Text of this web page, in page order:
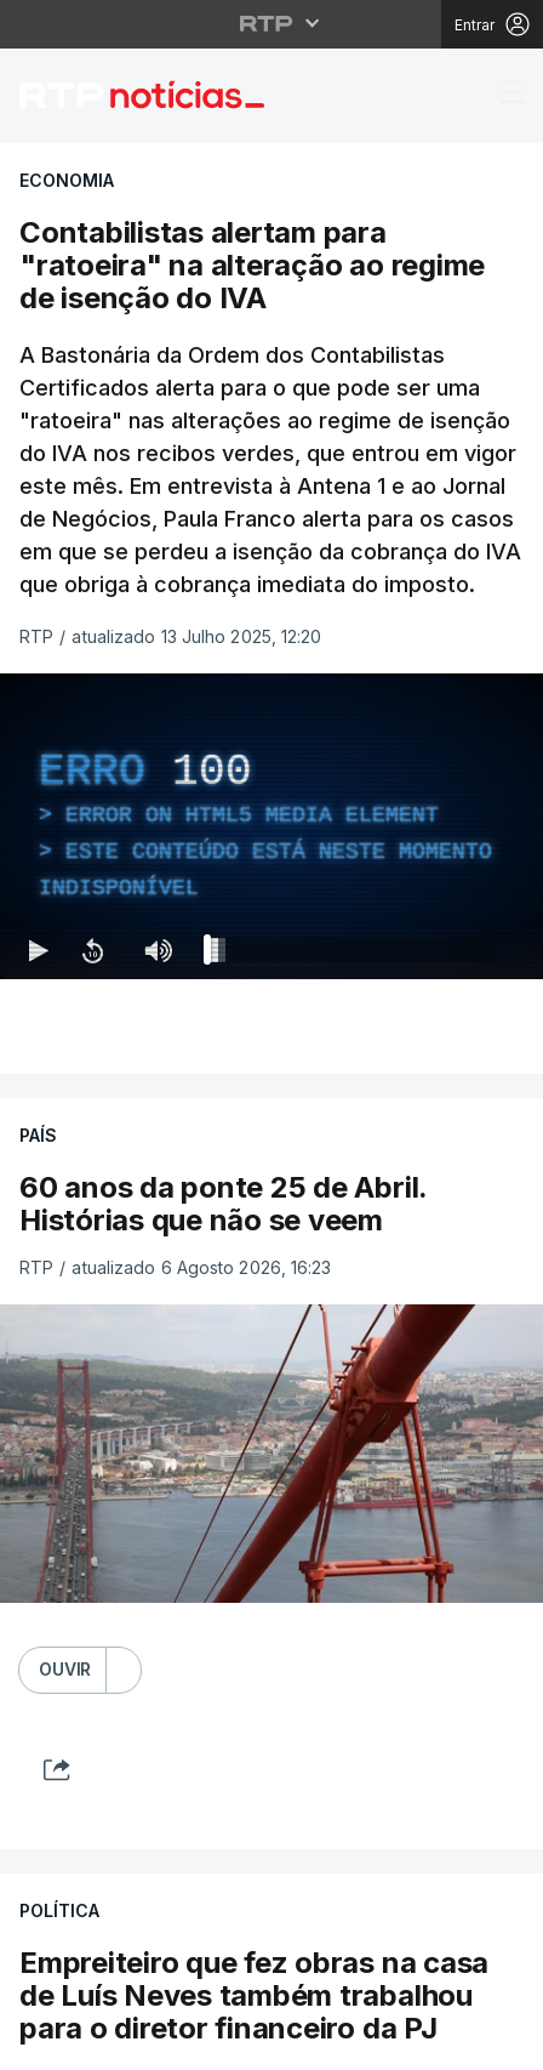
Entrar
Contabilistas alertam
ECONOMIA
Contabilistas alertam para
"ratoeira" na alteração ao regime
de isenção do IVA
A Bastonária da Ordem dos Contabilistas
Certificados alerta para o que pode ser uma
"ratoeira" nas alterações ao regime de isenção
do IVA nos recibos verdes, que entrou em vigor
este mês. Em entrevista à Antena 1 e ao Jornal
de Negócios, Paula Franco alerta para os casos
em que se perdeu a isenção da cobrança do IVA
que obriga à cobrança imediata do imposto.
RTP / atualizado 13 Julho 2025, 12:20
ERRO 100
ERROR ON HTML5 MEDIA ELEMENT
ESTE CONTEÚDO ESTÁ NESTE MOMENTO
INDISPONÍVEL
PAÍS
60 anos da ponte 25 de Abril.
Histórias que não se veem
RTP / atualizado 6 Agosto 2026, 16:23
OUVIR
POLÍTICA
Empreiteiro que fez obras na casa
de Luís Neves também trabalhou
para o diretor financeiro da PJ